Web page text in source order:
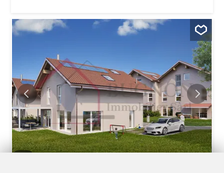
vue dégagée sur la campagne environnante. Érigée sur
une parcelle privative d'environ 410 m², cette villa
contemporaine séduit par son architecture soignée, son
orientation plein sud et ses généreux espaces de vie
baignés de lumière naturelle. Pensée pour répondre aux
attentes des familles d'aujourd'hui, elle allie confort,
fonctionnalité et performances énergétiques. Les futurs
propriétaires auront l'opportunité de personnaliser les
finitions selon leurs envies afin de créer un intérieur à leur
image. La villa comprend notamment : • Une superbe
pièce de vie d'environ 53 m² avec cuisine ouverte, salle à
manger et séjour...